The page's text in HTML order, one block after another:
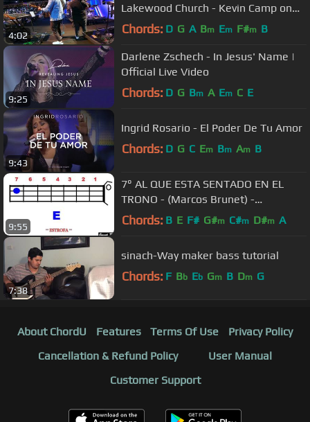
4:02
Lakewood Church - Kevin Camp on
Drums - 🔥🔥🔥
Chords: D G A Bm Em F#m B
9:25
Darlene Zschech - In Jesus' Name |
Official Live Video
Chords: D G Bm A Em C E
9:43
Ingrid Rosario - El Poder De Tu Amor
Chords: D G C Em Bm Am B
9:55
7° AL QUE ESTA SENTADO EN EL
TRONO - (Marcos Brunet) -
TUTORIAL BAJO / BASS
Chords: B E F# G#m C#m D#m A
7:38
sinach-Way maker bass tutorial
Chords: F Bb Eb Gm B Dm G
About ChordU Features Terms Of Use
Privacy Policy
Cancellation & Refund Policy
User Manual
Customer Support